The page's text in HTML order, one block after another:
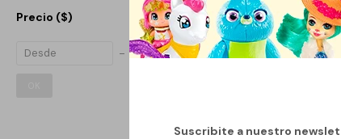
Suscribite a nuestro
PARLANTE
Precio ($)